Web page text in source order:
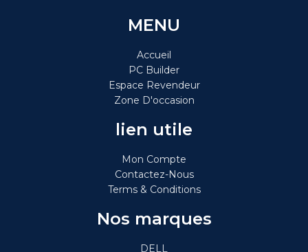
MENU
Accueil
PC Builder
Espace Revendeur
Zone D'occasion
lien utile
Mon Compte
Contactez-Nous
Terms & Conditions
Nos marques
DELL